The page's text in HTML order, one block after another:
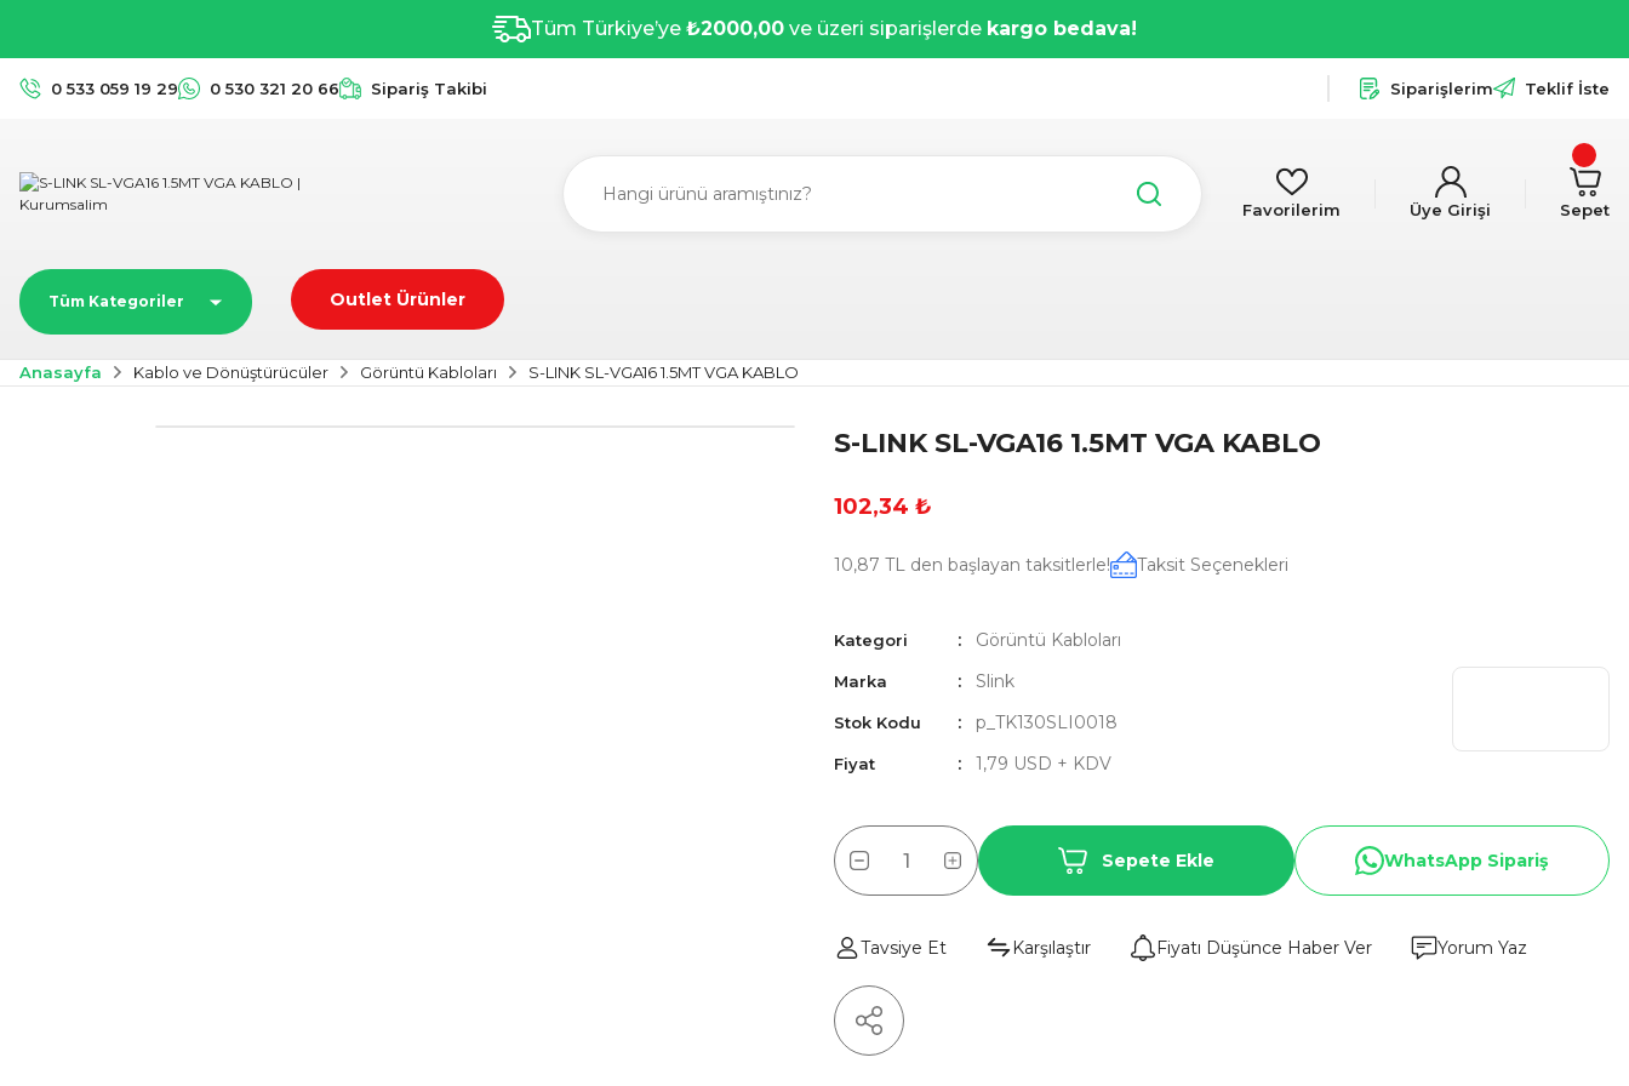
Tüm Türkiye’ye ₺2000,00 ve üzeri siparişlerde kargo bedava!
0 533 059 19 29 0 530 321 20 66 Sipariş Takibi Siparişlerim Teklif İste
Favorilerim Üye Girişi Sepet
Tüm Kategoriler Outlet Ürünler
Anasayfa Kablo ve Dönüştürücüler Görüntü Kabloları S-LINK SL-VGA16 1.5MT VGA KABLO
S-LINK SL-VGA16 1.5MT VGA KABLO
102,34 ₺
10,87 TL den başlayan taksitlerle! Taksit Seçenekleri
Kategori Görüntü Kabloları
Marka Slink
Stok Kodu p_TK130SLI0018
Fiyat 1,79 USD + KDV
Sepete Ekle WhatsApp Sipariş
Tavsiye Et Karşılaştır Fiyatı Düşünce Haber Ver Yorum Yaz